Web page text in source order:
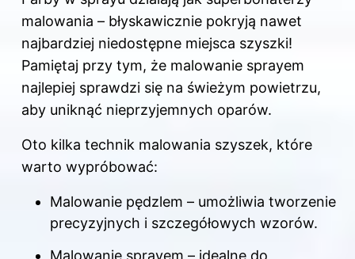
malowania – błyskawicznie pokryją nawet
najbardziej niedostępne miejsca szyszki!
Pamiętaj przy tym, że malowanie sprayem
najlepiej sprawdzi się na świeżym powietrzu,
aby uniknąć nieprzyjemnych oparów.
Oto kilka technik malowania szyszek, które
warto wypróbować:
Malowanie pędzlem – umożliwia tworzenie
precyzyjnych i szczegółowych wzorów.